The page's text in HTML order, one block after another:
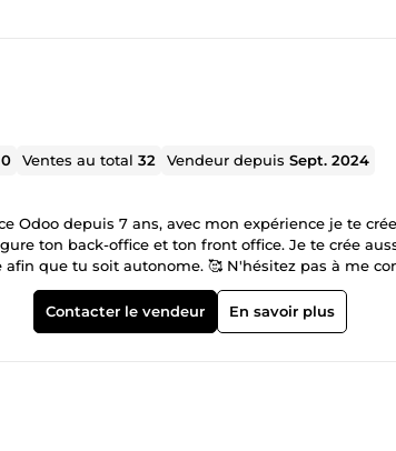
0 Ventes au total32 Vendeur depuisSept. 2024
mon expérience je te crée ton site internet sur ODOO ou ta
front office. Je te crée aussi tes sites web et tes tunnels de
que tu soit autonome. 🥰 N'hésitez pas à me
Contacter le vendeur En savoir plus